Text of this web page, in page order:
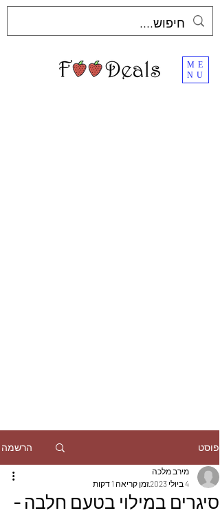
ME
NU
פוסט הרשמה
סיגרים במילוי בטעם חלבה -
מירב מלכה
4 ביולי 2023
זמן קריאה 1 דקות